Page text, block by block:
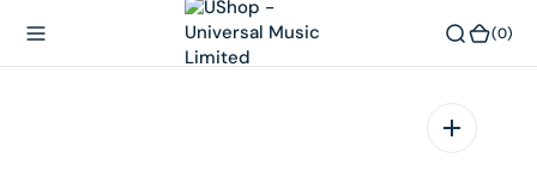
(0)